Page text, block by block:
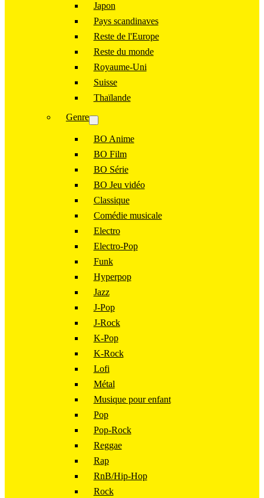
Japon
Pays scandinaves
Reste de l'Europe
Reste du monde
Royaume-Uni
Suisse
Thaïlande
Genre
BO Anime
BO Film
BO Série
BO Jeu vidéo
Classique
Comédie musicale
Electro
Electro-Pop
Funk
Hyperpop
Jazz
J-Pop
J-Rock
K-Pop
K-Rock
Lofi
Métal
Musique pour enfant
Pop
Pop-Rock
Reggae
Rap
RnB/Hip-Hop
Rock